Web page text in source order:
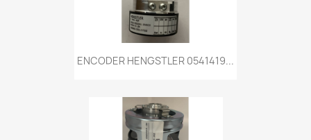
ENCODER HENGSTLER 0541419...